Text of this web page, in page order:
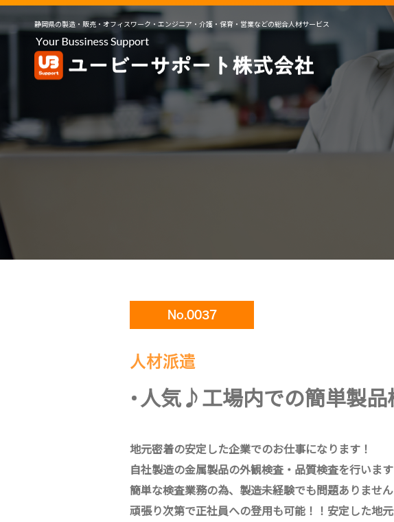
静岡県の製造・販売・オフィスワーク・エンジニア・介護・保育・営業などの総合人材サービス
No.0037
人材派遣
人気♪工場内での簡単製
地元密着の安定した企業でのお仕事になります！
自社製造の金属製品の外観検査・品質検査を行います
簡単な検査業務の為、製造未経験でも問題ありません
頑張り次第で正社員への登用も可能！！安定した地